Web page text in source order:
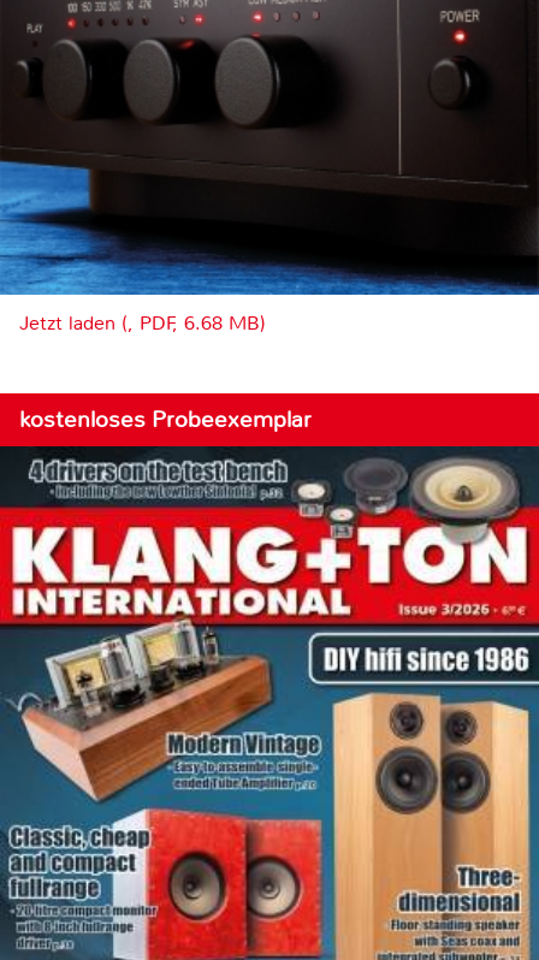
Jetzt laden (, PDF, 6.68 MB)
kostenloses Probeexemplar